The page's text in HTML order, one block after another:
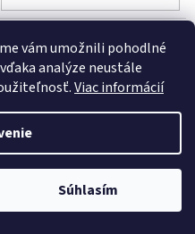
vám umožnili pohodlné
analýze neustále
Viac informácií
Súhlasím
Balenie: 1 KS
EAN:8591806149601
Do
Balenie: 1 KS
EAN:8591806094093